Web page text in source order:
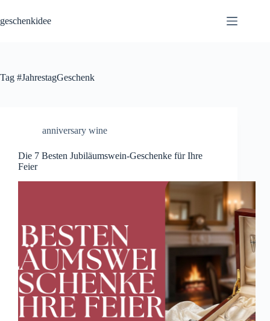
content
geschenkidee
Tag #JahrestagGeschenk
anniversary wine
Die 7 Besten Jubiläumswein-Geschenke für Ihre
Feier